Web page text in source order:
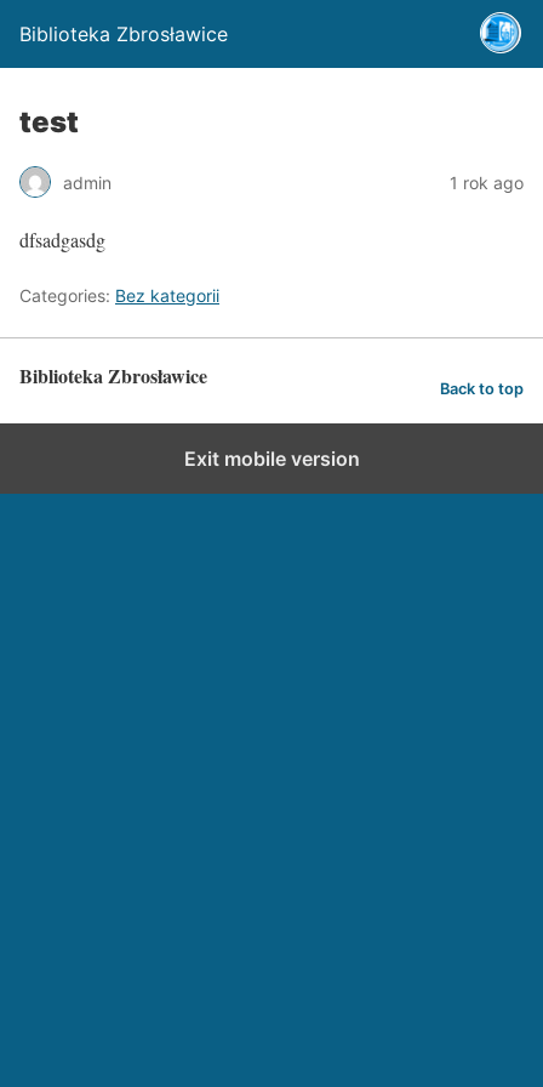
Biblioteka Zbrosławice
test
admin 1 rok ago
dfsadgasdg
Categories: Bez kategorii
Biblioteka Zbrosławice Back to top
Exit mobile version